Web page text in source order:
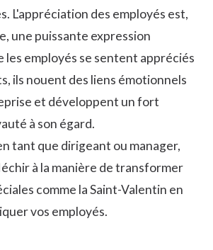
L'appréciation des employés est,
une puissante expression
les employés se sentent appréciés
ils nouent des liens émotionnels
et développent un fort
à son égard.
tant que dirigeant ou manager,
à la manière de transformer
comme la Saint-Valentin en
vos employés.